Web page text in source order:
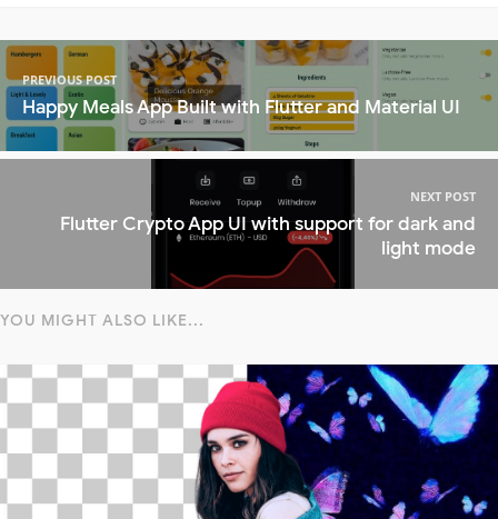
PREVIOUS POST
Happy Meals App Built with Flutter and Material UI
NEXT POST
Flutter Crypto App UI with support for dark and
light mode
YOU MIGHT ALSO LIKE...